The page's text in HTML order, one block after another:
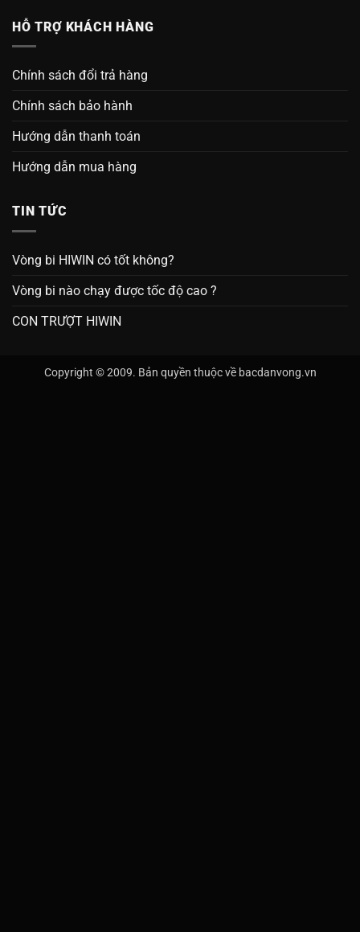
HỖ TRỢ KHÁCH HÀNG
Chính sách đổi trả hàng
Chính sách bảo hành
Hướng dẫn thanh toán
Hướng dẫn mua hàng
TIN TỨC
Vòng bi HIWIN có tốt không?
Vòng bi nào chạy được tốc độ cao ?
CON TRƯỢT HIWIN
Copyright © 2009. Bản quyền thuộc về bacdanvong.vn